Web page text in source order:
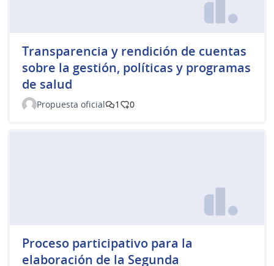
Transparencia y rendición de cuentas
sobre la gestión, políticas y programas
de salud
Propuesta oficial 1 0
Proceso participativo para la
elaboración de la Segunda